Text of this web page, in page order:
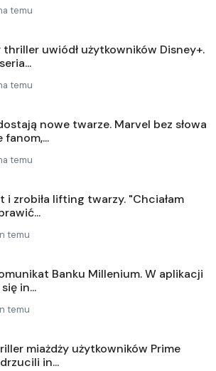
temu
uwiódł użytkowników Disney+.
temu
nowe twarze. Marvel bez słowa
fanom,...
temu
i zrobiła lifting twarzy. "Chciałam
temu
Banku Millenium. W aplikacji
in...
temu
miażdży użytkowników Prime
in...